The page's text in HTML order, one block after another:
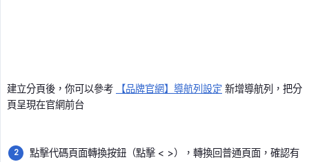
建立分頁後，你可以參考 【品牌官網】導航列設定 新增導航列，把分
頁呈現在官網前台
點擊代碼頁面轉換按鈕（點擊 < >），轉換回普通頁面，確認有